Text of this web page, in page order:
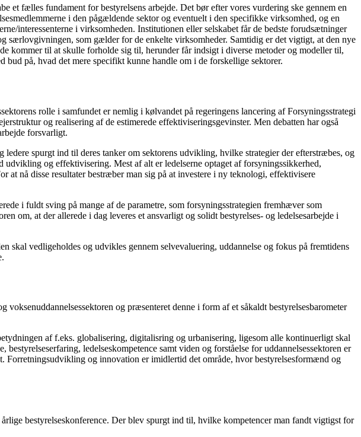
et fælles fundament for bestyrelsens arbejde. Det bør efter vores vurdering ske gennem en
i den pågældende sektor og eventuelt i den specifikke virksomhed, og en
interessenterne i virksomheden. Institutionen eller selskabet får de bedste forudsætninger
særlovgivningen, som gælder for de enkelte virksomheder. Samtidig er det vigtigt, at den nye
kommer til at skulle forholde sig til, herunder får indsigt i diverse metoder og modeller til,
bud på, hvad det mere specifikt kunne handle om i de forskellige sektorer.
rolle i samfundet er nemlig i kølvandet på regeringens lancering af Forsyningsstrategi
og realisering af de estimerede effektiviseringsgevinster. Men debatten har også
forsvarligt.
spurgt ind til deres tanker om sektorens udvikling, hvilke strategier der efterstræbes, og
udvikling og effektivisering. Mest af alt er ledelserne optaget af forsyningssikkerhed,
nå disse resultater bestræber man sig på at investere i ny teknologi, effektivisere
i fuldt sving på mange af de parametre, som forsyningsstrategien fremhæver som
om, at der allerede i dag leveres et ansvarligt og solidt bestyrelses- og ledelsesarbejde i
skal vedligeholdes og udvikles gennem selvevaluering, uddannelse og fokus på fremtidens
og præsenteret denne i form af et såkaldt bestyrelsesbarometer
af f.eks. globalisering, digitalisring og urbanisering, ligesom alle kontinuerligt skal
ledelseskompetence samt viden og forståelse for uddannelsessektoren er
Forretningsudvikling og innovation er imidlertid det område, hvor bestyrelsesformænd og
bestyrelseskonference. Der blev spurgt ind til, hvilke kompetencer man fandt vigtigst for